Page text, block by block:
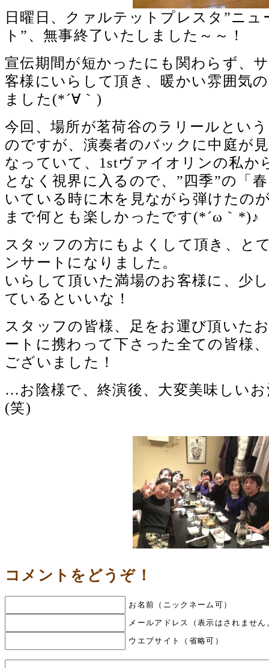
日曜日、クァルテットプレスタ”ニ
ト”、無事終了いたしました～～！
宣伝期間が短かったにも関わらず、
客様にいらして頂き、暖かい雰囲気
ました(*´∀｀)
今回、場所が茗荷谷のラリールとい
のですが、演奏者のバックに中庭が
なっていて、1stヴァイオリンの私か
となく視界に入るので、”四季”の「
いている時に木を見ながら弾けたの
まで何とも楽しかったです(*´ω｀*)♪
スタッフの方にもよくして頂き、と
ンサートになりました。
いらして頂いた満場のお客様に、少
ているといいな！
スタッフの皆様、足をお運び頂いた
ートに携わって下さった全ての皆様
ございました！
…お陰様で、終演後、大変美味しい
(笑)
コメントをどうぞ！
お名前（ニックネーム可）
メールアドレス（表示はされませ
ウエブサイト（省略可）